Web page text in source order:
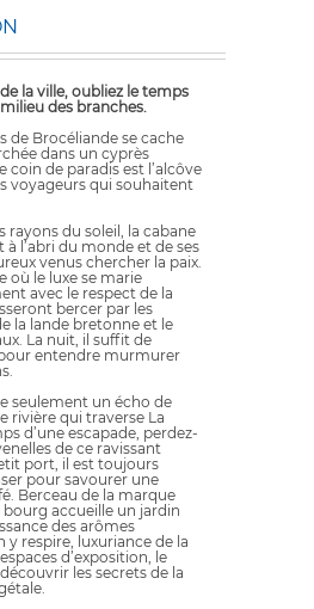
la ville, oubliez le temps
des branches.
de Brocéliande se cache
dans un cyprès
coin de paradis est l’alcôve
voyageurs qui souhaitent
rayons du soleil, la cabane
l’abri du monde et de ses
venus chercher la paix.
où le luxe se marie
avec le respect de la
bercer par les
la lande bretonne et le
La nuit, il suffit de
entendre murmurer
seulement un écho de
rivière qui traverse La
d’une escapade, perdez-
de ce ravissant
port, il est toujours
pour savourer une
Berceau de la marque
bourg accueille un jardin
des arômes
y respire, luxuriance de la
d’exposition, le
les secrets de la